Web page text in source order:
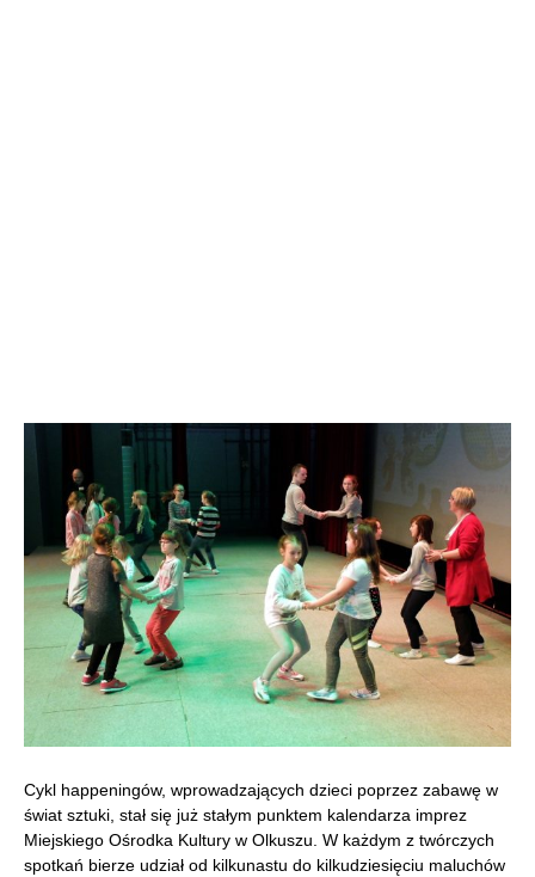
Cykl happeningów, wprowadzających dzieci poprzez zabawę w
świat sztuki, stał się już stałym punktem kalendarza imprez
Miejskiego Ośrodka Kultury w Olkuszu. W każdym z twórczych
spotkań bierze udział od kilkunastu do kilkudziesięciu maluchów